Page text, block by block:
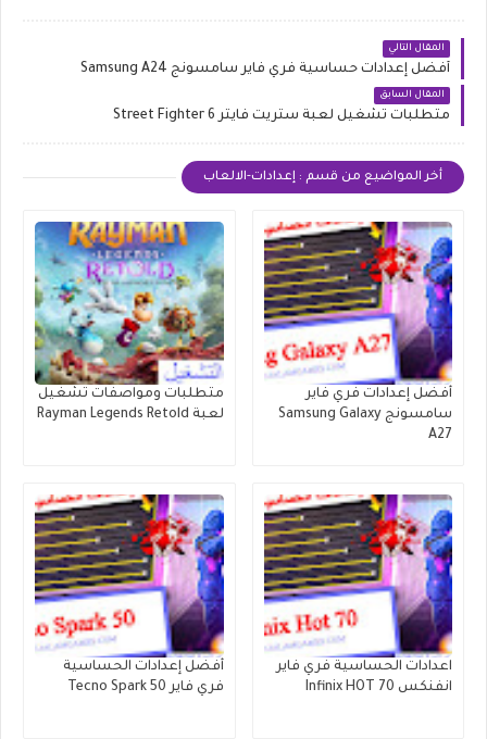
المقال التالي
أفضل إعدادات حساسية فري فاير سامسونج Samsung A24
المقال السابق
متطلبات تشغيل لعبة ستريت فايتر Street Fighter 6
أخر المواضيع من قسم : إعدادات-الالعاب
أفضل إعدادات فري فاير
سامسونج Samsung Galaxy
A27
متطلبات ومواصفات تشغيل
لعبة Rayman Legends Retold
اعدادات الحساسية فري فاير
انفنكس Infinix HOT 70
أفضل إعدادات الحساسية
فري فاير Tecno Spark 50